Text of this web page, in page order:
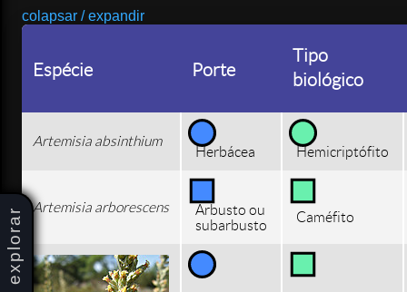
explorar
colapsar / expandir
Espécie Porte
Tipo
biológico
Artemisia absinthium
Herbácea Hemicriptófito
Artemisia arborescens
Arbusto ou
subarbusto
Caméfito